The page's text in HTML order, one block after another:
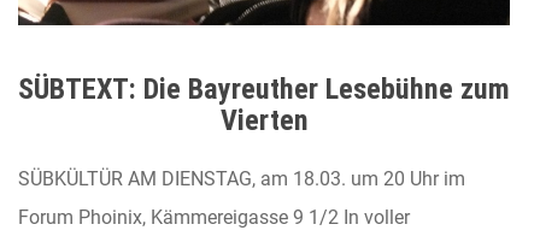
SÜBTEXT: Die Bayreuther Lesebühne zum
Vierten
SÜBKÜLTÜR AM DIENSTAG, am 18.03. um 20 Uhr im
Forum Phoinix, Kämmereigasse 9 1/2 In voller